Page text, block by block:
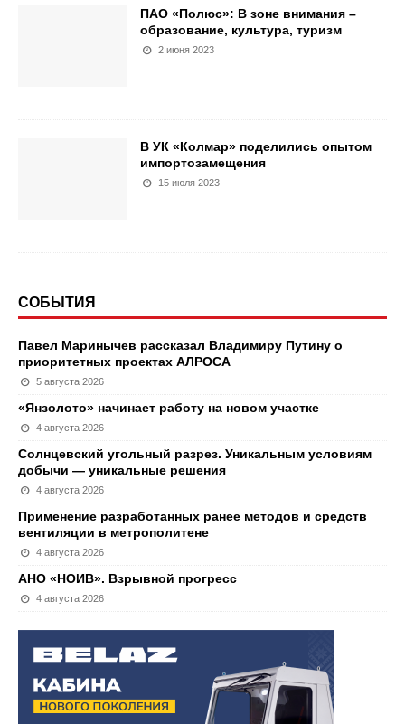
ПАО «Полюс»: В зоне внимания –
образование, культура, туризм
2 июня 2023
В УК «Колмар» поделились опытом
импортозамещения
15 июля 2023
СОБЫТИЯ
Павел Маринычев рассказал Владимиру Путину о
приоритетных проектах АЛРОСА
5 августа 2026
«Янзолото» начинает работу на новом участке
4 августа 2026
Солнцевский угольный разрез. Уникальным условиям
добычи — уникальные решения
4 августа 2026
Применение разработанных ранее методов и средств
вентиляции в метрополитене
4 августа 2026
АНО «НОИВ». Взрывной прогресс
4 августа 2026